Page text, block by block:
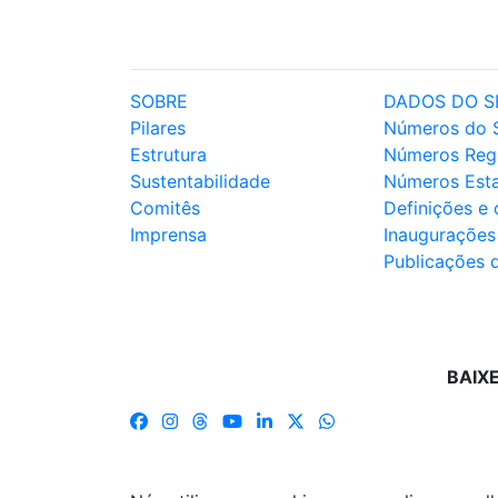
SOBRE
Pilares
Estrutura
Sustentabilidade
Comitês
Imprensa
DADOS DO
Números do
Números
Números
Definições e
Inaugurações
Publicações